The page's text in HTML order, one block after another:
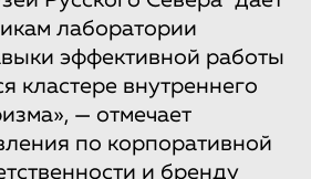
лаборатории
эффективной работы
кластере внутреннего
— отмечает
по корпоративной
и бренду